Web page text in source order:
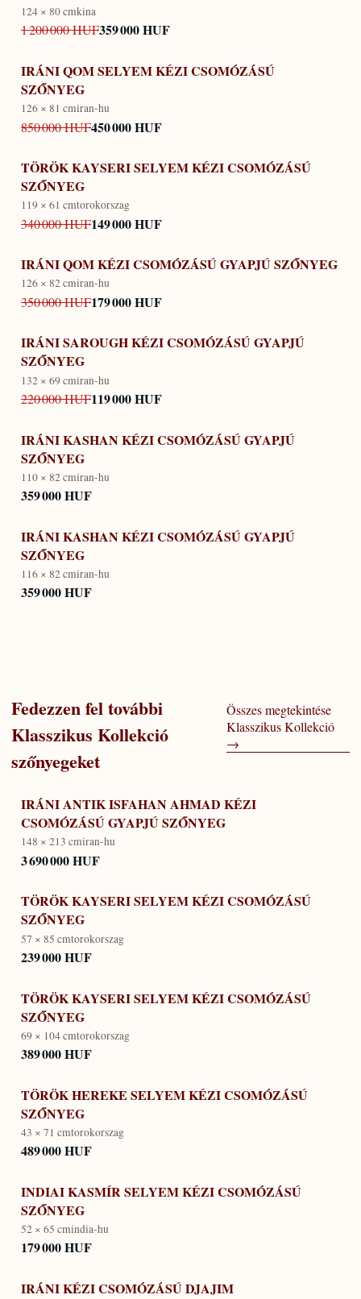
124 × 80 cmkina
1 200 000 HUF359 000 HUF
IRÁNI QOM SELYEM KÉZI CSOMÓZÁSÚ
SZŐNYEG
126 × 81 cmiran-hu
850 000 HUF450 000 HUF
TÖRÖK KAYSERI SELYEM KÉZI CSOMÓZÁSÚ
SZŐNYEG
119 × 61 cmtorokorszag
340 000 HUF149 000 HUF
IRÁNI QOM KÉZI CSOMÓZÁSÚ GYAPJÚ SZŐNYEG
126 × 82 cmiran-hu
350 000 HUF179 000 HUF
IRÁNI SAROUGH KÉZI CSOMÓZÁSÚ GYAPJÚ
SZŐNYEG
132 × 69 cmiran-hu
220 000 HUF119 000 HUF
IRÁNI KASHAN KÉZI CSOMÓZÁSÚ GYAPJÚ
SZŐNYEG
110 × 82 cmiran-hu
359 000 HUF
IRÁNI KASHAN KÉZI CSOMÓZÁSÚ GYAPJÚ
SZŐNYEG
116 × 82 cmiran-hu
359 000 HUF
Fedezzen fel további
Klasszikus Kollekció
szőnyegeket
Összes megtekintése
Klasszikus Kollekció
→
IRÁNI ANTIK ISFAHAN AHMAD KÉZI
CSOMÓZÁSÚ GYAPJÚ SZŐNYEG
148 × 213 cmiran-hu
3 690 000 HUF
TÖRÖK KAYSERI SELYEM KÉZI CSOMÓZÁSÚ
SZŐNYEG
57 × 85 cmtorokorszag
239 000 HUF
TÖRÖK KAYSERI SELYEM KÉZI CSOMÓZÁSÚ
SZŐNYEG
69 × 104 cmtorokorszag
389 000 HUF
TÖRÖK HEREKE SELYEM KÉZI CSOMÓZÁSÚ
SZŐNYEG
43 × 71 cmtorokorszag
489 000 HUF
INDIAI KASMÍR SELYEM KÉZI CSOMÓZÁSÚ
SZŐNYEG
52 × 65 cmindia-hu
179 000 HUF
IRÁNI KÉZI CSOMÓZÁSÚ DJAJIM